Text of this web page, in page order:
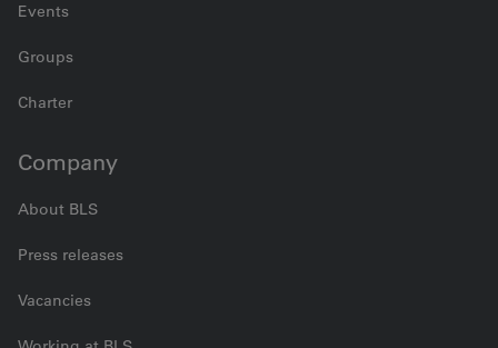
Events
Groups
Charter
Company
About BLS
Press releases
Vacancies